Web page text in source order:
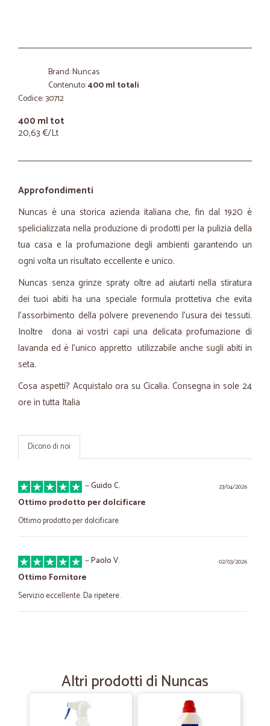
Brand: Nuncas
Contenuto:400 ml totali
Codice: 30712
400 ml tot
20,63 €/Lt
Approfondimenti
Nuncas è una storica azienda italiana che, fin dal 1920 è
spelicializzata nella produzione di prodotti per la pulizia della
tua casa e la profumazione degli ambienti garantendo un
ogni volta un risultato eccellente e unico.
Nuncas senza grinze spraty oltre ad aiutarti nella stiratura
dei tuoi abiti ha una speciale formula prottetiva che evita
l'assorbimento della polvere prevenendo l'usura dei tessuti.
Inoltre dona ai vostri capi una delicata profumazione di
lavanda ed è l'unico appretto utilizzabile anche sugli abiti in
seta.
Cosa aspetti? Acquistalo ora su Cicalia. Consegna in sole 24
ore in tutta Italia
Dicono di noi
23/04/2026
—Guido C.
Ottimo prodotto per dolcificare
Ottimo prodotto per dolcificare
02/03/2026
—Paolo V.
Ottimo Fornitore
Servizio eccellente. Da ripetere.
—
Altri prodotti di Nuncas